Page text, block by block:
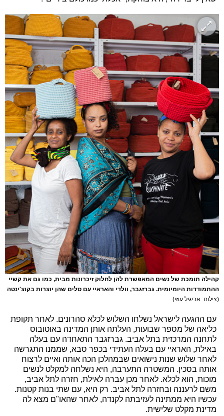
קהילה תומכת של נשים המאפשרת להן לחלוק זיכרונות מבית, כמו גם את קשיי
ההתמודדות היומיומית. גברזגבר, וולדי והאראיי עם סלים שהן יוצרות בקוצ'ינטה
(צילום: אביגיל עוזי)
עם ההגעה לישראל נשלחו השלוש לכלא סהרונים. לאחר תקופת
כליאה של מספר שבועות, העלתה אותן המדינה באוטובוס
לתחנה המרכזית בתל אביב. גברזגבר התאחדה עם בעלה
באילת, האראיי עם בעלה העתידי בכפר סבא, שממנו התגרשה
לאחר שלוש שנות נישואים שבמהלכן הכה אותה ואיים לרצוח
אותה בסכין. המשטרה התערבה, היא נשלחה למקלט לנשים
מוכות, הוא לכלא. לאחר מכן עברה לאילת, חזרה לתל אביב,
משם לרעננה ובחזרה לתל אביב. רק היא, עם שתי בנות קטנות.
עכשיו היא ממתינה לעזיבתה לקנדה, לאחר שהאו"ם מצא לה
מדינת מקלט שלישית.